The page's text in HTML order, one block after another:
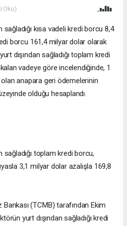
Oku)
kısa vadeli kredi borcu 8,4
borcu 161,4 milyar dolar olarak
dışından sağladığı toplam kredi
vadeye göre incelendiğinde, 1
anapara geri ödemelerinin
olduğu hesaplandı.
sağladığı toplam kredi borcu,
3,1 milyar dolar azalışla 169,8
(TCMB) tarafından Ekim
yurt dışından sağladığı kredi